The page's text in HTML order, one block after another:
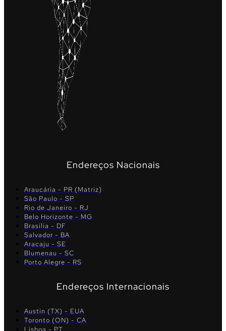
Endereços Nacionais
Araucária - PR (Matriz)
São Paulo - SP
Rio de Janeiro - RJ
Belo Horizonte - MG
Brasília - DF
Salvador - BA
Aracaju - SE
Blumenau - SC
Porto Alegre - RS
Endereços Internacionais
Austin (TX) - EUA
Toronto (ON) - CA
Lisboa - PT